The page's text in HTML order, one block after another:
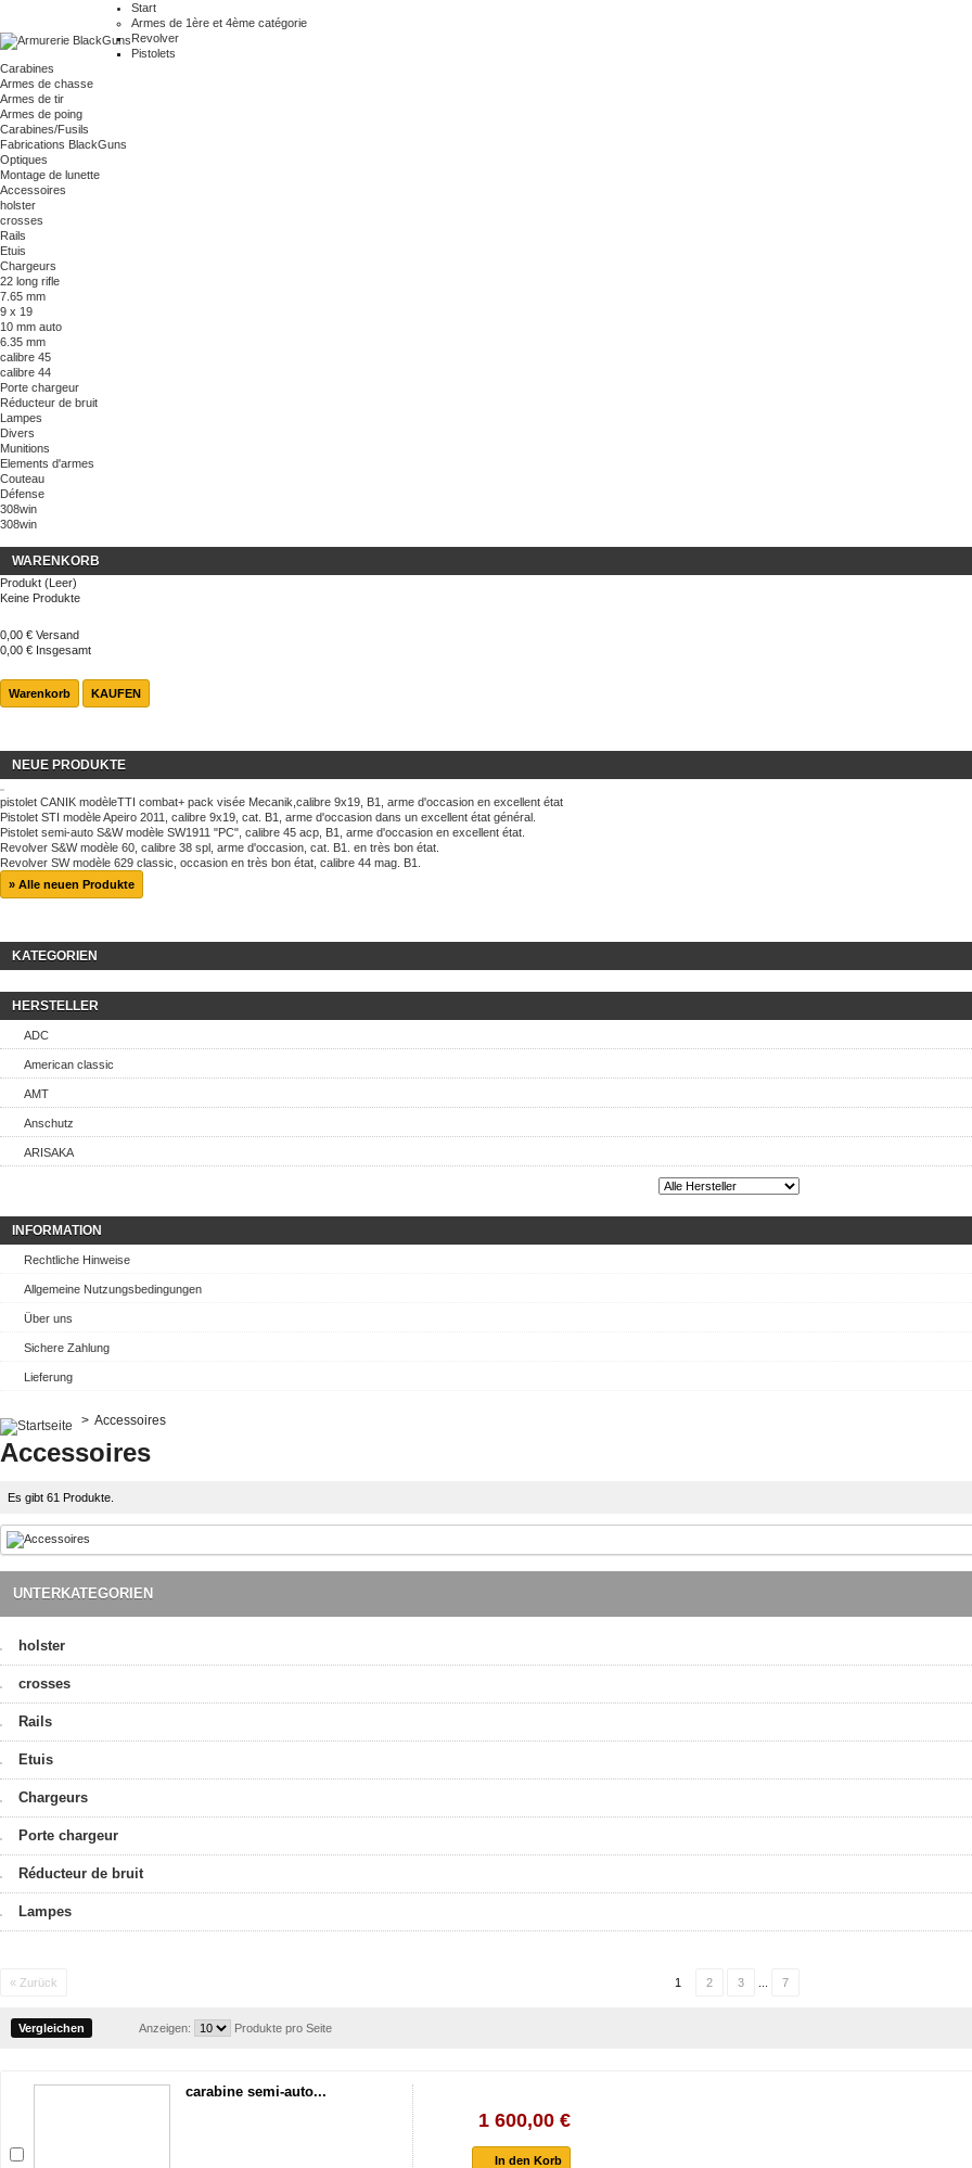
Start
Armes de 1ère et 4ème catégorie
Revolver
Pistolets
Carabines
Armes de chasse
Armes de tir
Armes de poing
Carabines/Fusils
Fabrications BlackGuns
Optiques
Montage de lunette
Accessoires
holster
crosses
Rails
Etuis
Chargeurs
22 long rifle
7.65 mm
9 x 19
10 mm auto
6.35 mm
calibre 45
calibre 44
Porte chargeur
Réducteur de bruit
Lampes
Divers
Munitions
Elements d'armes
Couteau
Défense
308win
308win
WARENKORB
Produkt (Leer)
Keine Produkte
0,00 € Versand
0,00 € Insgesamt
Warenkorb KAUFEN
NEUE PRODUKTE
pistolet CANIK modèleTTI combat+ pack visée Mecanik,calibre 9x19, B1, arme d'occasion en excellent état
Pistolet STI modèle Apeiro 2011, calibre 9x19, cat. B1, arme d'occasion dans un excellent état général.
Pistolet semi-auto S&W modèle SW1911 "PC", calibre 45 acp, B1, arme d'occasion en excellent état.
Revolver S&W modèle 60, calibre 38 spl, arme d'occasion, cat. B1. en très bon état.
Revolver SW modèle 629 classic, occasion en très bon état, calibre 44 mag. B1.
» Alle neuen Produkte
KATEGORIEN
HERSTELLER
ADC
American classic
AMT
Anschutz
ARISAKA
INFORMATION
Rechtliche Hinweise
Allgemeine Nutzungsbedingungen
Über uns
Sichere Zahlung
Lieferung
> Accessoires
Accessoires
Es gibt 61 Produkte.
UNTERKATEGORIEN
holster
crosses
Rails
Etuis
Chargeurs
Porte chargeur
Réducteur de bruit
Lampes
« Zurück 1 2 3 7
Anzeigen: Produkte pro Seite
carabine semi-auto...
1 600,00 €
In den Korb